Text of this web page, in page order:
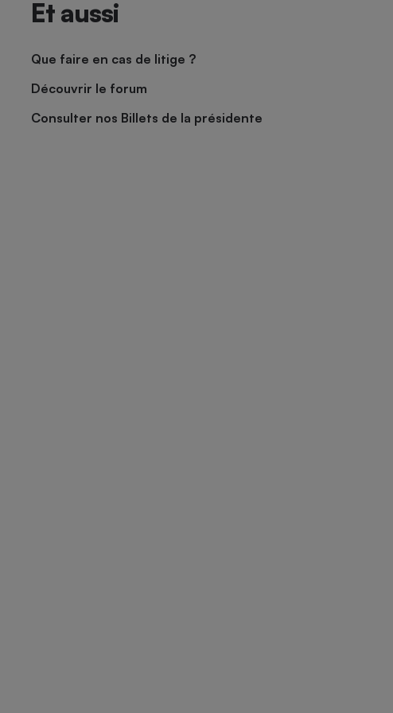
Et aussi
Que faire en cas de litige ?
Découvrir le forum
Consulter nos Billets de la présidente